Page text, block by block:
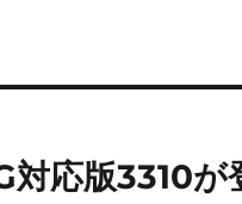
応版3310が